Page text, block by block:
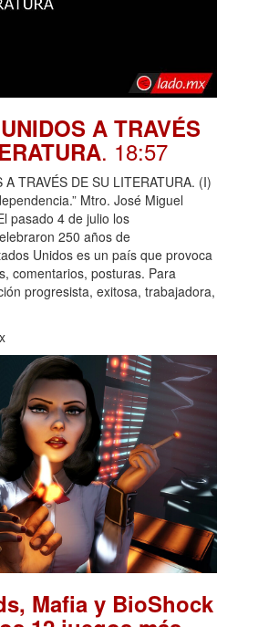
A TRAVÉS
. 18:57
A TRAVÉS DE SU LITERATURA. (I)
Mtro. José Miguel
pasado 4 de julio los
250 años de
Unidos es un país que provoca
comentarios, posturas. Para
progresista, exitosa, trabajadora,
Mafia y BioShock